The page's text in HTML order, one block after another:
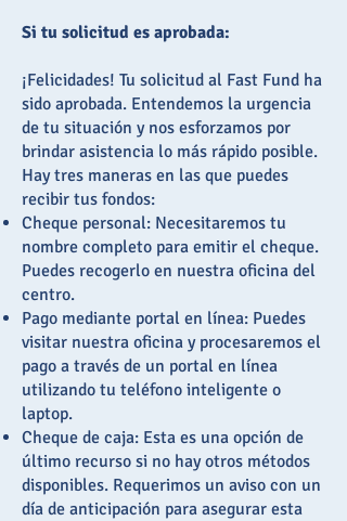
Si tu solicitud es aprobada:
¡Felicidades! Tu solicitud al Fast Fund ha
sido aprobada. Entendemos la urgencia
de tu situación y nos esforzamos por
brindar asistencia lo más rápido posible.
Hay tres maneras en las que puedes
recibir tus fondos:
Cheque personal: Necesitaremos tu
nombre completo para emitir el cheque.
Puedes recogerlo en nuestra oficina del
centro.
Pago mediante portal en línea: Puedes
visitar nuestra oficina y procesaremos el
pago a través de un portal en línea
utilizando tu teléfono inteligente o
laptop.
Cheque de caja: Esta es una opción de
último recurso si no hay otros métodos
disponibles. Requerimos un aviso con un
día de anticipación para asegurar esta